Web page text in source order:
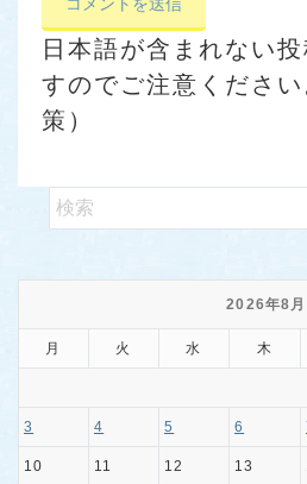
日本語が含まれない
すのでご注意くださ
策）
2026年8月
月 火 水 木
3 4 5 6
10 11 12 13